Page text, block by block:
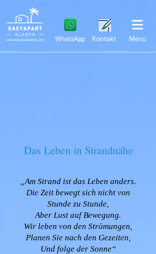
WhatsApp Kontakt Menü
Das Leben in Strandnähe
„Am Strand ist das Leben anders.
Die Zeit bewegt sich nicht von
Stunde zu Stunde,
Aber Lust auf Bewegung.
Wir leben von den Strömungen,
Planen Sie nach den Gezeiten,
Und folge der Sonne“